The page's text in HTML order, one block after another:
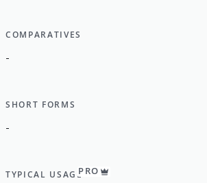
COMPARATIVES
-
SHORT FORMS
-
TYPICAL USAGEPRO